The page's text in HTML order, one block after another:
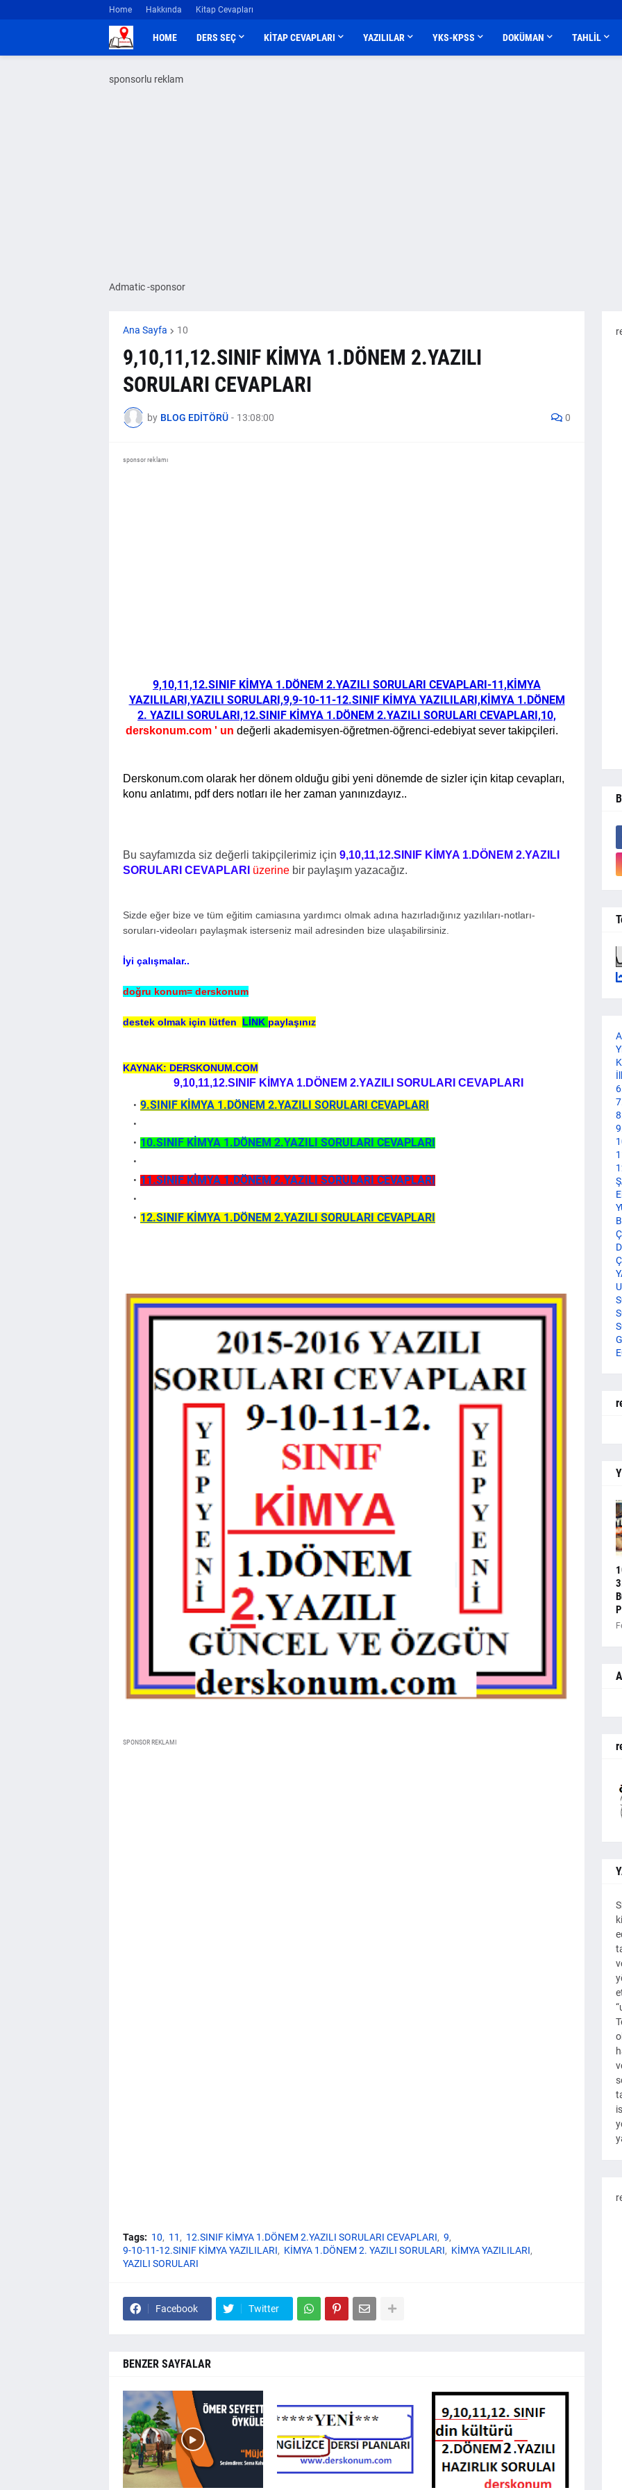
Home Hakkında Kitap Cevapları
HOME DERS SEÇ KİTAP CEVAPLARI YAZILILAR YKS-KPSS DOKÜMAN TAHLİL
sponsorlu reklam
Admatic -sponsor
Ana Sayfa 10
9,10,11,12.SINIF KİMYA 1.DÖNEM 2.YAZILI
SORULARI CEVAPLARI
by BLOG EDİTÖRÜ - 13:08:00 0
sponsor reklamı
9,10,11,12.SINIF KİMYA 1.DÖNEM 2.YAZILI SORULARI CEVAPLARI-11,KİMYA
YAZILILARI,YAZILI SORULARI,9,9-10-11-12.SINIF KİMYA YAZILILARI,KİMYA 1.DÖNEM
2. YAZILI SORULARI,12.SINIF KİMYA 1.DÖNEM 2.YAZILI SORULARI CEVAPLARI,10,
derskonum.com ' un değerli akademisyen-öğretmen-öğrenci-edebiyat sever takipçileri.
Derskonum.com olarak her dönem olduğu gibi yeni dönemde de sizler için kitap cevapları,
konu anlatımı, pdf ders notları ile her zaman yanınızdayız..
Bu sayfamızda siz değerli takipçilerimiz için 9,10,11,12.SINIF KİMYA 1.DÖNEM 2.YAZILI
SORULARI CEVAPLARI üzerine bir paylaşım yazacağız.
Sizde eğer bize ve tüm eğitim camiasına yardımcı olmak adına hazırladığınız yazılıları-notları-
soruları-videoları paylaşmak isterseniz mail adresinden bize ulaşabilirsiniz.
İyi çalışmalar..
doğru konum= derskonum
destek olmak için lütfen LİNK paylaşınız
KAYNAK: DERSKONUM.COM
9,10,11,12.SINIF KİMYA 1.DÖNEM 2.YAZILI SORULARI CEVAPLARI
9.SINIF KİMYA 1.DÖNEM 2.YAZILI SORULARI CEVAPLARI
10.SINIF KİMYA 1.DÖNEM 2.YAZILI SORULARI CEVAPLARI
11.SINIF KİMYA 1.DÖNEM 2.YAZILI SORULARI CEVAPLARI
12.SINIF KİMYA 1.DÖNEM 2.YAZILI SORULARI CEVAPLARI
SPONSOR REKLAMI
Tags: 10 11 12.SINIF KİMYA 1.DÖNEM 2.YAZILI SORULARI CEVAPLARI
9
9-10-11-12.SINIF KİMYA YAZILILARI
KİMYA 1.DÖNEM 2. YAZILI SORULARI
KİMYA YAZILILARI
YAZILI SORULARI
Facebook Twitter
BENZER SAYFALAR